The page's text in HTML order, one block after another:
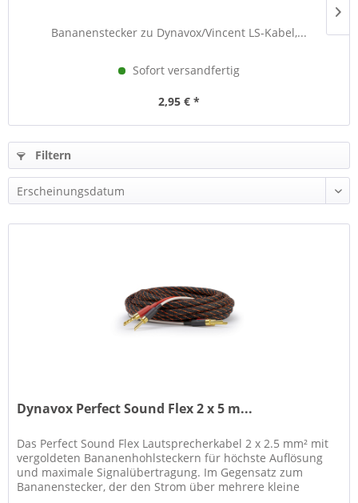
Bananenstecker zu Dynavox/Vincent LS-Kabel,...
Sofort versandfertig
2,95 € *
Filtern
Dynavox Perfect Sound Flex 2 x 5 m...
Das Perfect Sound Flex Lautsprecherkabel 2 x 2.5 mm² mit
vergoldeten Bananenhohlsteckern für höchste Auflösung
und maximale Signalübertragung. Im Gegensatz zum
Bananenstecker, der den Strom über mehrere kleine